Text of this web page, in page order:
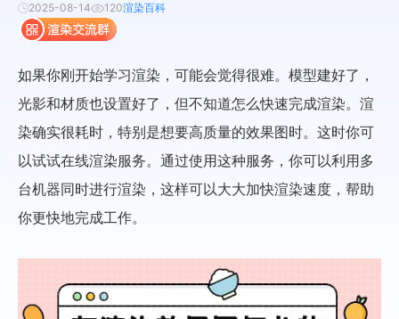
2025-08-14 120渲染百科
如果你刚开始学习渲染，可能会觉得很难。模型建好了，
光影和材质也设置好了，但不知道怎么快速完成渲染。渲
染确实很耗时，特别是想要高质量的效果图时。这时你可
以试试在线渲染服务。通过使用这种服务，你可以利用多
台机器同时进行渲染，这样可以大大加快渲染速度，帮助
你更快地完成工作。